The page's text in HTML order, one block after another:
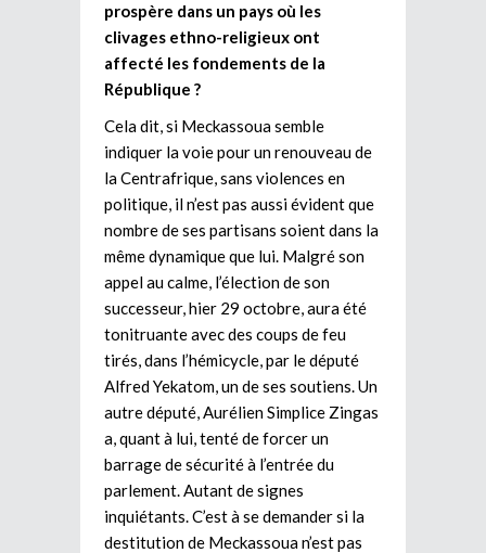
prospère dans un pays où les
clivages ethno-religieux ont
affecté les fondements de la
République ?
Cela dit, si Meckassoua semble
indiquer la voie pour un renouveau de
la Centrafrique, sans violences en
politique, il n’est pas aussi évident que
nombre de ses partisans soient dans la
même dynamique que lui. Malgré son
appel au calme, l’élection de son
successeur, hier 29 octobre, aura été
tonitruante avec des coups de feu
tirés, dans l’hémicycle, par le député
Alfred Yekatom, un de ses soutiens. Un
autre député, Aurélien Simplice Zingas
a, quant à lui, tenté de forcer un
barrage de sécurité à l’entrée du
parlement. Autant de signes
inquiétants. C’est à se demander si la
destitution de Meckassoua n’est pas